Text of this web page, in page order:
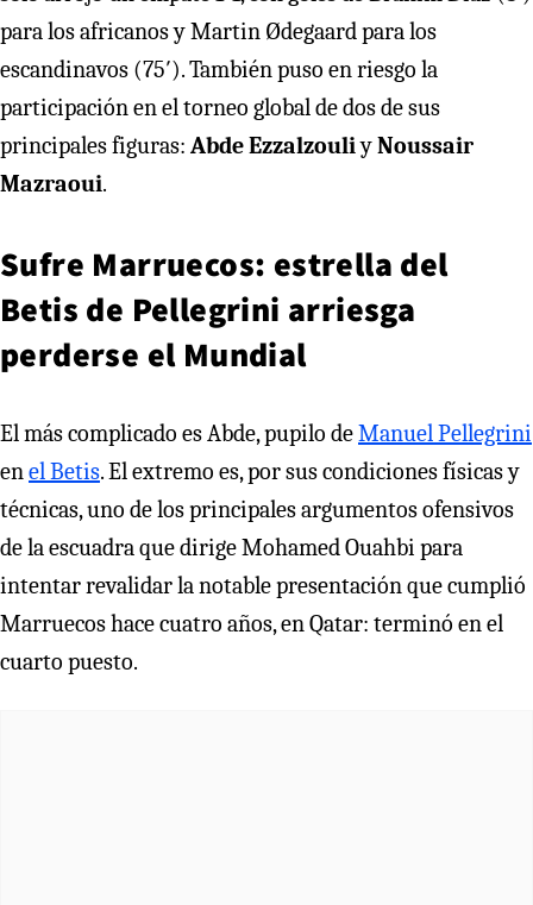
para los africanos y Martin Ødegaard para los
escandinavos (75′). También puso en riesgo la
participación en el torneo global de dos de sus
principales figuras: Abde EzzalzouliyNoussair
Mazraoui.
Sufre Marruecos: estrella del
Betis de Pellegrini arriesga
perderse el Mundial
El más complicado es Abde, pupilo deManuel Pellegrini
enel Betis. El extremo es, por sus condiciones físicas y
técnicas, uno de los principales argumentos ofensivos
de la escuadra que dirige Mohamed Ouahbi para
intentar revalidar la notable presentación que cumplió
Marruecos hace cuatro años, en Qatar: terminó en el
cuarto puesto.